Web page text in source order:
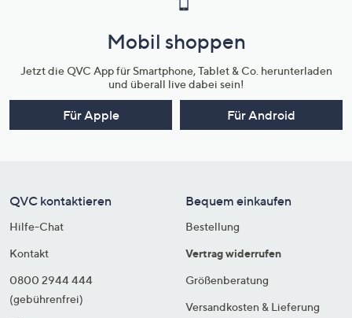
Mobil shoppen
Jetzt die QVC App für Smartphone, Tablet & Co. herunterladen
und überall live dabei sein!
Für Apple Für Android
QVC kontaktieren
Hilfe-Chat
Kontakt
0800 2944 444
(gebührenfrei)
Bequem einkaufen
Bestellung
Vertrag widerrufen
Größenberatung
Versandkosten & Lieferung